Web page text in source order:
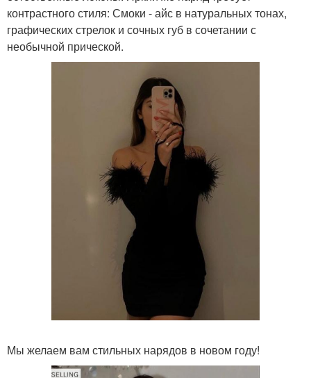
контрастного стиля: Смоки - айс в натуральных тонах,
графических стрелок и сочных губ в сочетании с
необычной прической.
Мы желаем вам стильных нарядов в новом году!